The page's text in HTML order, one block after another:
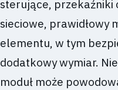
sterujące, przekaźniki
sieciowe, prawidłowy
elementu, w tym
dodatkowy wymiar.
moduł może